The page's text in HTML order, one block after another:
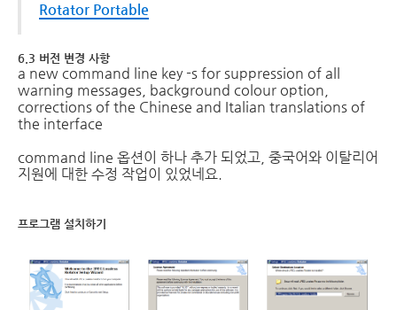
Rotator Portable
6.3 버전 변경 사항
a new command line key -s for suppression of all
warning messages, background colour option,
corrections of the Chinese and Italian translations of
the interface
command line 옵션이 하나 추가 되었고, 중국어와 이탈리어
지원에 대한 수정 작업이 있었네요.
프로그램 설치하기